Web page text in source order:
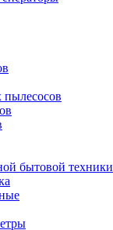
бытовой техники